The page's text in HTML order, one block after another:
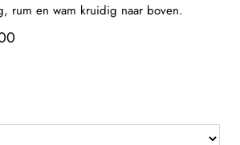
rum en wam kruidig naar boven.